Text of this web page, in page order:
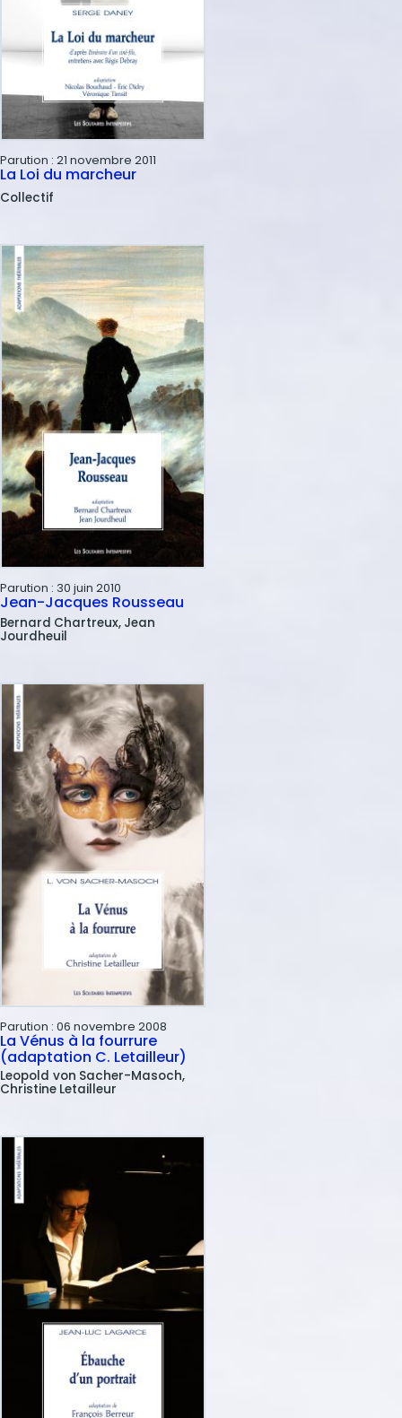
Parution : 21 novembre 2011
La Loi du marcheur
Collectif
Parution : 30 juin 2010
Jean-Jacques Rousseau
Bernard Chartreux Jean
Jourdheuil
Parution : 06 novembre 2008
La Vénus à la fourrure
(adaptation C. Letailleur)
Leopold von Sacher-Masoch
Christine Letailleur